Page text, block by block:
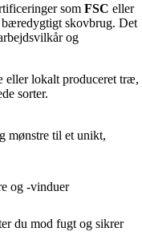
som FSC eller
bæredygtigt skovbrug. Det
og
eller lokalt produceret træ,
sorter.
mønstre til et unikt,
og -vinduer
du mod fugt og sikrer